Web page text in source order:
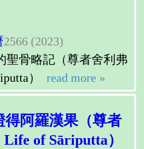
2566 (2023)
聖骨略記（尊者舍利弗
）
read more »
得阿羅漢果（尊者
of Sāriputta）